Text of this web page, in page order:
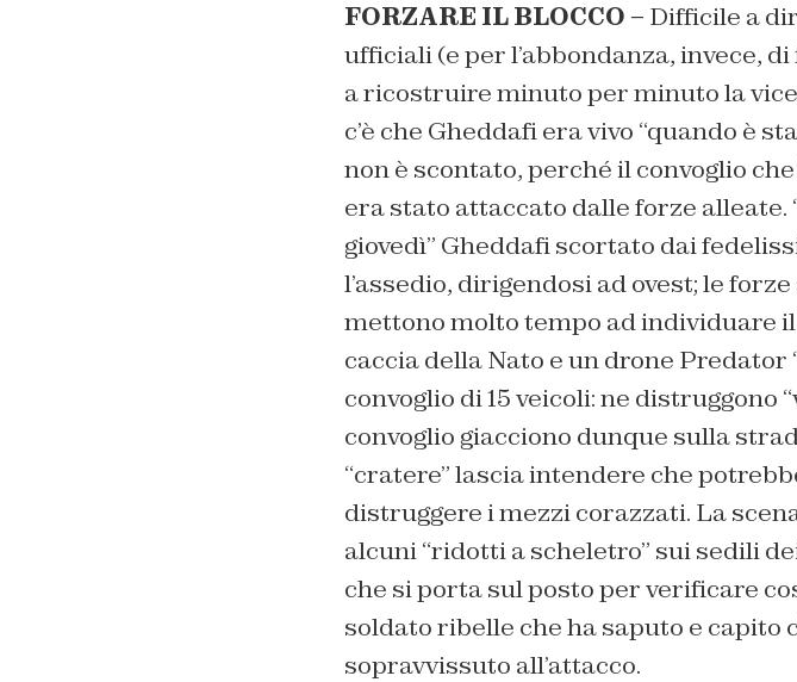
FORZARE IL BLOCCO – Difficile a
ufficiali (e per l’abbondanza, invece,
a ricostruire minuto per minuto la
c’è che Gheddafi era vivo “quando è
non è scontato, perché il convoglio
era stato attaccato dalle forze alleate.
giovedì” Gheddafi scortato dai
l’assedio, dirigendosi ad ovest; le
mettono molto tempo ad individuare
caccia della Nato e un drone
convoglio di 15 veicoli: ne distruggono
convoglio giacciono dunque sulla
“cratere” lascia intendere che
distruggere i mezzi corazzati. La
alcuni “ridotti a scheletro” sui sedili
che si porta sul posto per verificare
soldato ribelle che ha saputo e capito
sopravvissuto all’attacco.